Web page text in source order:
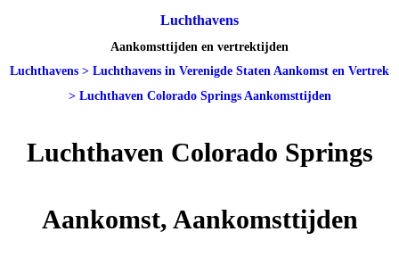
Luchthavens
Aankomsttijden en vertrektijden
Luchthavens > Luchthavens in Verenigde Staten Aankomst en Vertrek
> Luchthaven Colorado Springs Aankomsttijden
Luchthaven Colorado Springs
Aankomst, Aankomsttijden